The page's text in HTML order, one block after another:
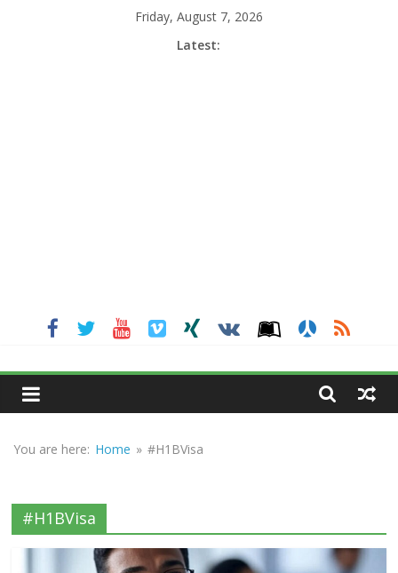
Friday, August 7, 2026
Latest:
MGNEWSINDIA
Sach
You are here: Home » #H1BVisa
#H1BVisa